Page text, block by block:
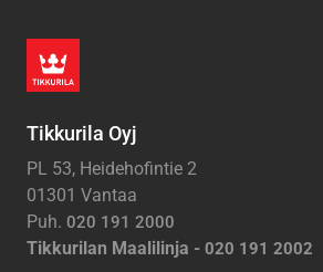
Tikkurila Oyj
PL 53, Heidehofintie 2
01301 Vantaa
Puh. 020 191 2000
Tikkurilan Maalilinja - 020 191 2002